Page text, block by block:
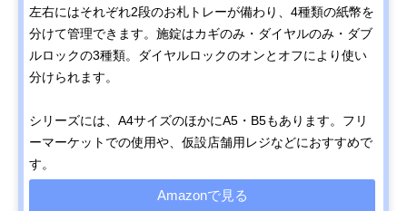
左右にはそれぞれ2段のお札トレーが備わり、4種類の紙幣を
分けて管理できます。施錠はカギのみ・ダイヤルのみ・ダブ
ルロックの3種類。ダイヤルロックのオンとオフにより使い
分けられます。
シリーズには、A4サイズのほかにA5・B5もあります。フリ
ーマーケットでの使用や、仮設店舗用レジなどにおすすめで
す。
Amazonで見る